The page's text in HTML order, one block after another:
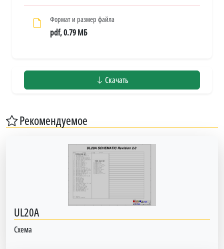
Формат и размер файла
pdf, 0.79 МБ
Скачать
Рекомендуемое
UL20A
Схема